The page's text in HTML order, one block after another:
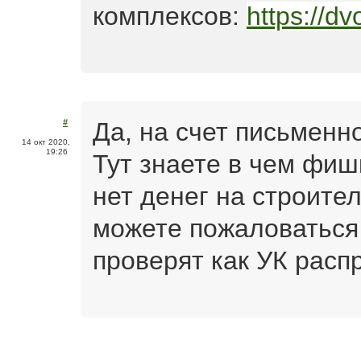
комплексов: https://
#
14 окт 2020,
19:26
Да, на счет
Тут знаете в чем
нет денег на
можете
проверят как УК